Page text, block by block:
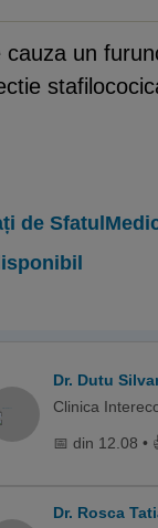
un
de
Dr. Dutu
Clinica
📅 din 12.08 •
Dr. Rosca